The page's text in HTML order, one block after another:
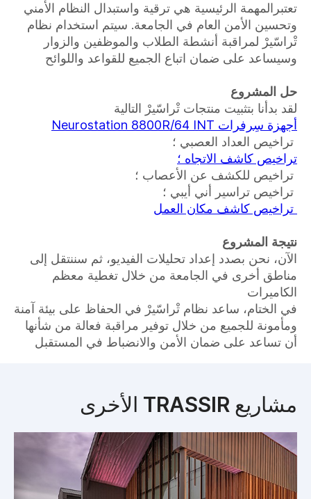
تعتبرالمهمة الرئيسية هي ترقية واستبدال النظام الأمني
وتحسين الأمن العام في الجامعة. سيتم استخدام نظام
تْراسّيرْ لمراقبة أنشطة الطلاب والموظفين والزوار
وسيساعد على ضمان اتباع الجميع للقواعد واللوائح
حل المشروع
لقد بدأنا بتثبيت منتجات تْراسّيرْ التالية
أجهزة سِرفرات Neurostation 8800R/64 INT
تراخيص العداد العصبي ؛
تراخيص كاشف الاتجاه ؛
تراخيص للكشف عن الأعصاب ؛
تراخيص تراسير أني أيبي ؛
تراخيص كاشف مكان العمل
نتيجة المشروع
الآن، نحن بصدد إعداد تحليلات الفيديو، ثم سننتقل إلى
مناطق أخرى في الجامعة من خلال تغطية معظم
الكاميرات
في الختام، ساعد نظام تْراسّيرْ في الحفاظ على بيئة آمنة
ومأمونة للجميع من خلال توفير مراقبة فعالة من شأنها
أن تساعد على ضمان الأمن والانضباط في المستقبل
مشاريع TRASSIR الأخرى